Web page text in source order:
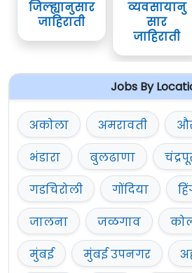
जिल्ह्यानुसार
जाहिराती
व्यवसायानु
सार
जाहिराती
Jobs By
अकोला अमरावती
भंडारा
बुलढाणा
गडचिरोली
गोंदिया
जालना
जळगाव
मुंबई
मुंबई उपनगर